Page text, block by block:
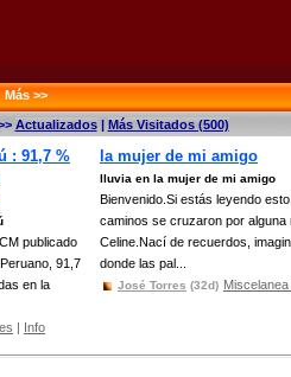
Más >>
Actualizados| Más Visitados (500)
: 91,7 %
publicado
91,7
en la
| Info
la mujer de mi amigo
lluvia en la mujer de mi amigo
Bienvenido.Si estás leyendo
caminos se cruzaron por
Celine.Nací de recuerdos,
donde las pal...
José Torres (32d)